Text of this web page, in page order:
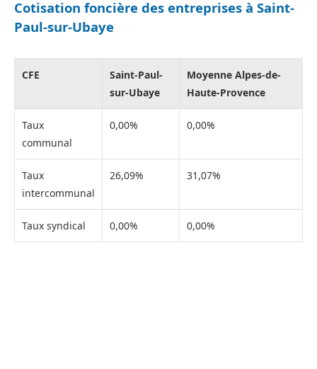
Cotisation foncière des entreprises à Saint-
Paul-sur-Ubaye
CFE
Saint-Paul-
sur-Ubaye
Moyenne Alpes-de-
Haute-Provence
Taux
communal
0,00% 0,00%
Taux
intercommunal
26,09% 31,07%
Taux syndical 0,00% 0,00%